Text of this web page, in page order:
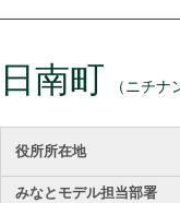
日南町 （ニチナ
役所所在地
みなとモデル担当部署